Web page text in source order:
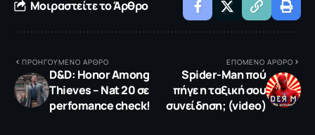
Μοιραστείτε το Άρθρο
ΠΡΟΗΓΟΥΜΕΝΟ ΑΡΘΡΟ
D&D: Ηonor Among
Thieves – Nat 20 σε
perfomance check!
ΕΠΟΜΕΝΟ ΑΡΘΡΟ
Spider-Man πού
πήγε η ταξική σου
συνείδηση; (video)